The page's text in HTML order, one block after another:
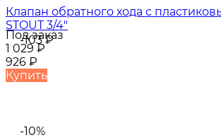
-103₽
Клапан обратного хода с
STOUT 3/4"
Под заказ
1 029 ₽
926 ₽
Купить
-10%